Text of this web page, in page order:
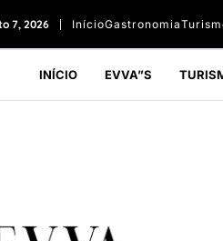
7, 2026 InícioGastronomia
INÍCIO EVVA”S